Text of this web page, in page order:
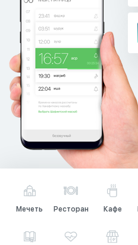
Мечеть Ресторан Кафе